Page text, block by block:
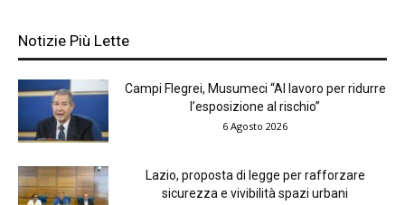
Notizie Più Lette
Campi Flegrei, Musumeci “Al lavoro per ridurre
l’esposizione al rischio”
6 Agosto 2026
Lazio, proposta di legge per rafforzare
sicurezza e vivibilità spazi urbani